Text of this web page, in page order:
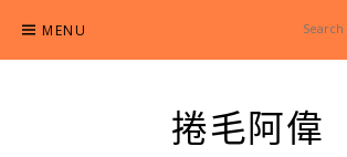
content
MENU
捲毛阿偉